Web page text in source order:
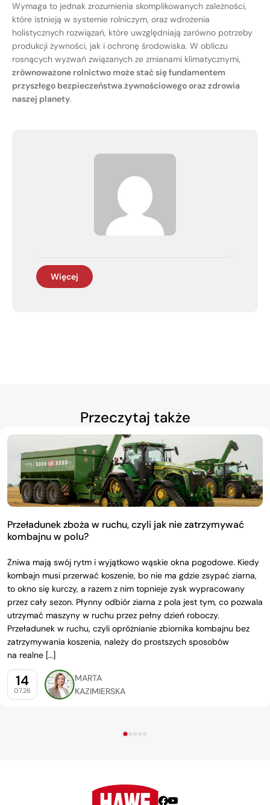
Wymaga to jednak zrozumienia skomplikowanych zależności,
które istnieją w systemie rolniczym, oraz wdrożenia
holistycznych rozwiązań, które uwzględniają zarówno potrzeby
produkcji żywności, jak i ochronę środowiska. W obliczu
rosnących wyzwań związanych ze zmianami klimatycznymi,
zrównoważone rolnictwo może stać się fundamentem
przyszłego bezpieczeństwa żywnościowego oraz zdrowia
naszej planety.
Więcej
Przeczytaj także
Przeładunek zboża w ruchu, czyli jak nie zatrzymywać
kombajnu w polu?
Żniwa mają swój rytm i wyjątkowo wąskie okna pogodowe. Kiedy
kombajn musi przerwać koszenie, bo nie ma gdzie zsypać ziarna,
to okno się kurczy, a razem z nim topnieje zysk wypracowany
przez cały sezon. Płynny odbiór ziarna z pola jest tym, co pozwala
utrzymać maszyny w ruchu przez pełny dzień roboczy.
Przeładunek w ruchu, czyli opróżnianie zbiornika kombajnu bez
zatrzymywania koszenia, należy do prostszych sposobów
na realne […]
14
07.26
MARTA
KAZIMIERSKA